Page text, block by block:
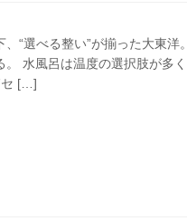
、“選べる整い”が揃った大東
。 水風呂は温度の選択肢が多
セ […]